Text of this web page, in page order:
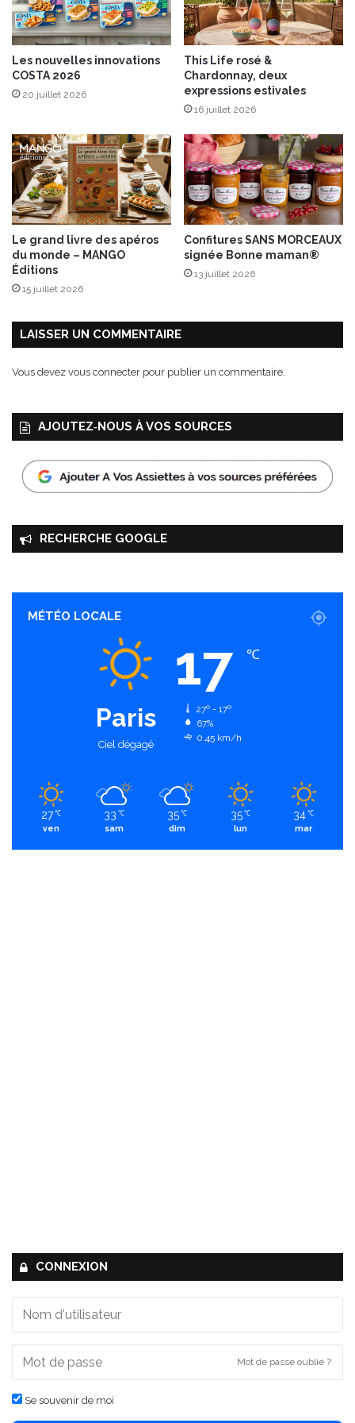
n
2
0
1
9
à
i
n
-
B
i
e
Les nouvelles innovations
COSTA 2026
20 juillet 2026
This Life rosé &
Chardonnay, deux
expressions estivales
16 juillet 2026
Le grand livre des apéros
du monde – MANGO
Éditions
15 juillet 2026
Confitures SANS MORCEAUX
signée Bonne maman®
13 juillet 2026
LAISSER UN COMMENTAIRE
Vous devez vous connecter pour publier un commentaire.
AJOUTEZ‑NOUS À VOS SOURCES
RECHERCHE GOOGLE
MÉTÉO LOCALE
Paris
Ciel dégagé
17 ℃
27º - 17º
67%
0.45 km/h
27 ℃
ven
33 ℃
sam
35 ℃
dim
35 ℃
lun
34 ℃
mar
CONNEXION
Mot de passe oublié ?
Se souvenir de moi